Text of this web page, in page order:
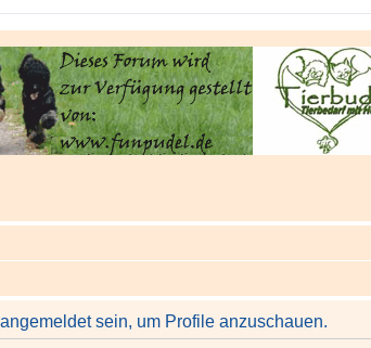
sein, um Profile anzuschauen.